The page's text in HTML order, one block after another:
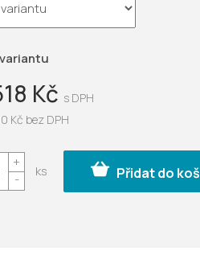
Kč
Kč bez DPH
Přidat do